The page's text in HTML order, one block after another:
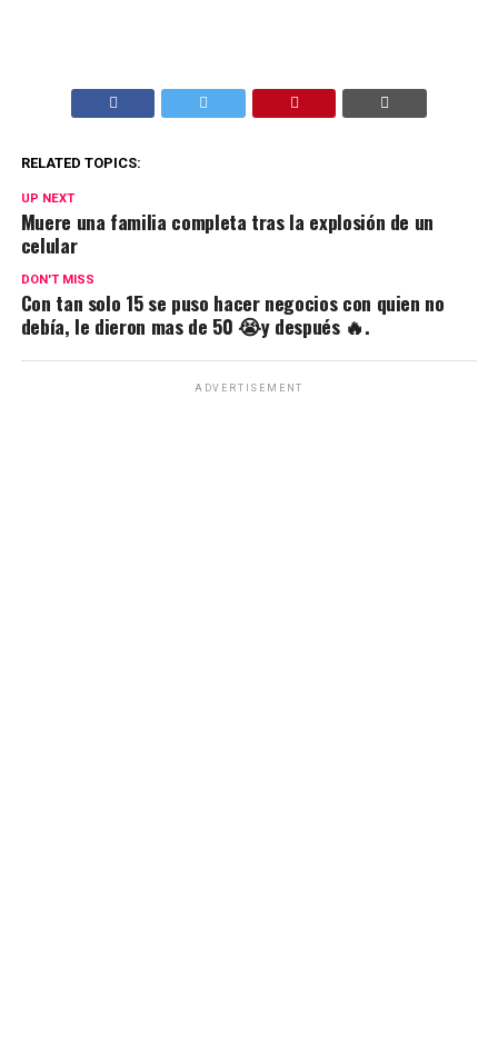
RELATED TOPICS:
UP NEXT
Muere una familia completa tras la explosión de un
celular
DON'T MISS
Con tan solo 15 se puso hacer negocios con quien no
debía, le dieron mas de 50 😭y después 🔥.
ADVERTISEMENT